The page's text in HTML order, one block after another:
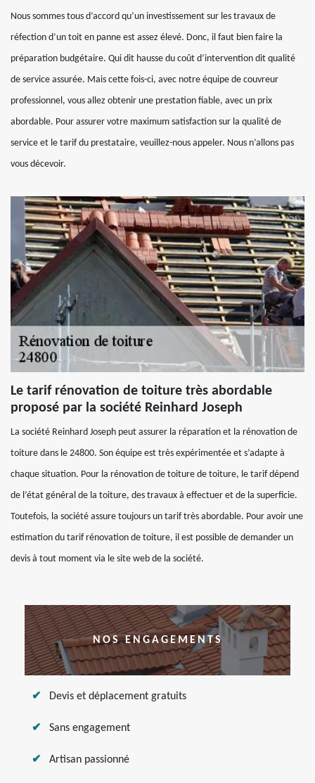
Nous sommes tous d’accord qu’un investissement sur les travaux de
réfection d’un toit en panne est assez élevé. Donc, il faut bien faire la
préparation budgétaire. Qui dit hausse du coût d’intervention dit qualité
de service assurée. Mais cette fois-ci, avec notre équipe de couvreur
professionnel, vous allez obtenir une prestation fiable, avec un prix
abordable. Pour assurer votre maximum satisfaction sur la qualité de
service et le tarif du prestataire, veuillez-nous appeler. Nous n’allons pas
vous décevoir.
Le tarif rénovation de toiture très abordable
proposé par la société Reinhard Joseph
La société Reinhard Joseph peut assurer la réparation et la rénovation de
toiture dans le 24800. Son équipe est très expérimentée et s’adapte à
chaque situation. Pour la rénovation de toiture de toiture, le tarif dépend
de l’état général de la toiture, des travaux à effectuer et de la superficie.
Toutefois, la société assure toujours un tarif très abordable. Pour avoir une
estimation du tarif rénovation de toiture, il est possible de demander un
devis à tout moment via le site web de la société.
NOS ENGAGEMENTS
Devis et déplacement gratuits
Sans engagement
Artisan passionné